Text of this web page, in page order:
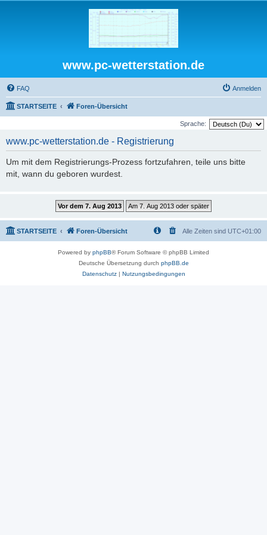
www.pc-wetterstation.de
FAQ Anmelden
STARTSEITE Foren-Übersicht
Sprache:
www.pc-wetterstation.de - Registrierung
Um mit dem Registrierungs-Prozess fortzufahren, teile uns bitte
mit, wann du geboren wurdest.
STARTSEITE Foren-Übersicht Alle Zeiten sind UTC+01:00
Powered by phpBB® Forum Software © phpBB Limited
Deutsche Übersetzung durch phpBB.de
Datenschutz| Nutzungsbedingungen